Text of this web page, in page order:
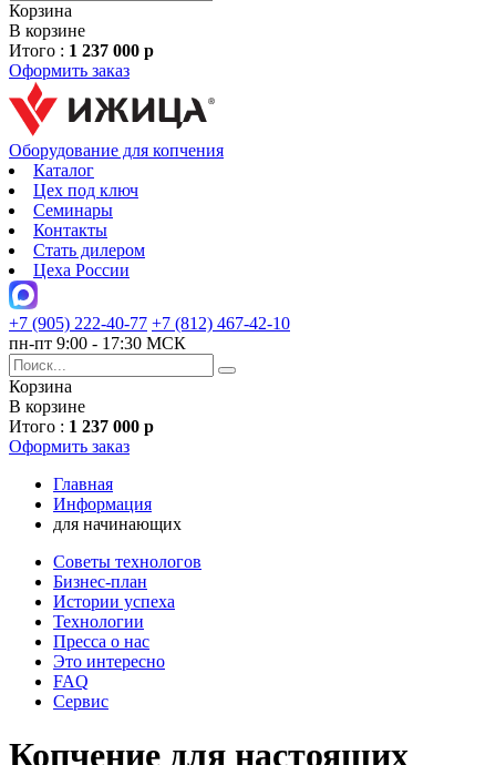
Корзина
В корзине
Итого : 1 237 000 р
Оформить заказ
Оборудование для копчения
Каталог
Цех под ключ
Семинары
Контакты
Стать дилером
Цеха России
+7 (905) 222-40-77 +7 (812) 467-42-10
пн-пт 9:00 - 17:30 МСК
Корзина
В корзине
Итого : 1 237 000 р
Оформить заказ
Главная
Информация
для начинающих
Советы технологов
Бизнес-план
Истории успеха
Технологии
Пресса о нас
Это интересно
FAQ
Сервис
Копчение для настоящих